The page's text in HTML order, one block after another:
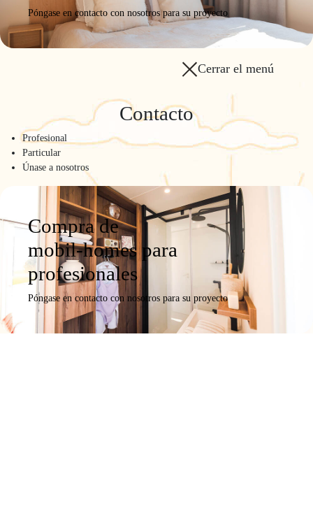
Póngase en contacto con nosotros para su proyecto
Cerrar el menú
Contacto
Profesional
Particular
Únase a nosotros
Compra de
mobil-homes para
profesionales
Póngase en contacto con nosotros para su proyecto